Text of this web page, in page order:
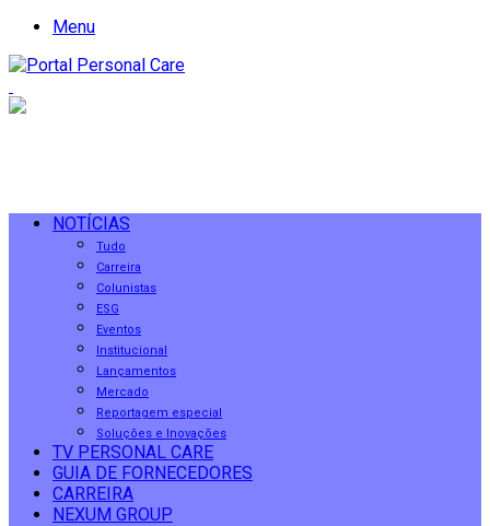
Menu
NOTÍCIAS
Tudo
Carreira
Colunistas
ESG
Eventos
Institucional
Lançamentos
Mercado
Reportagem especial
Soluções e Inovações
TV PERSONAL CARE
GUIA DE FORNECEDORES
CARREIRA
NEXUM GROUP